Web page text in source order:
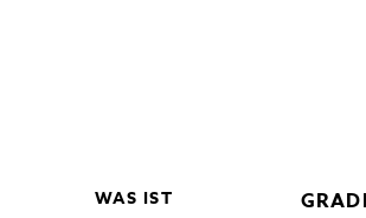
WAS IST